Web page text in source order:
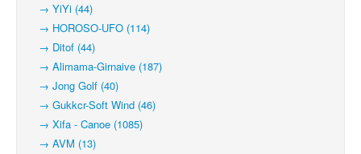
→ YiYi (44)
→ HOROSO-UFO (114)
→ Ditof (44)
→ Alimama-Girnaive (187)
→ Jong Golf (40)
→ Gukkcr-Soft Wind (46)
→ Xifa - Canoe (1085)
→ AVM (13)